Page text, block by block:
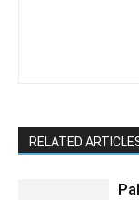
RELATED